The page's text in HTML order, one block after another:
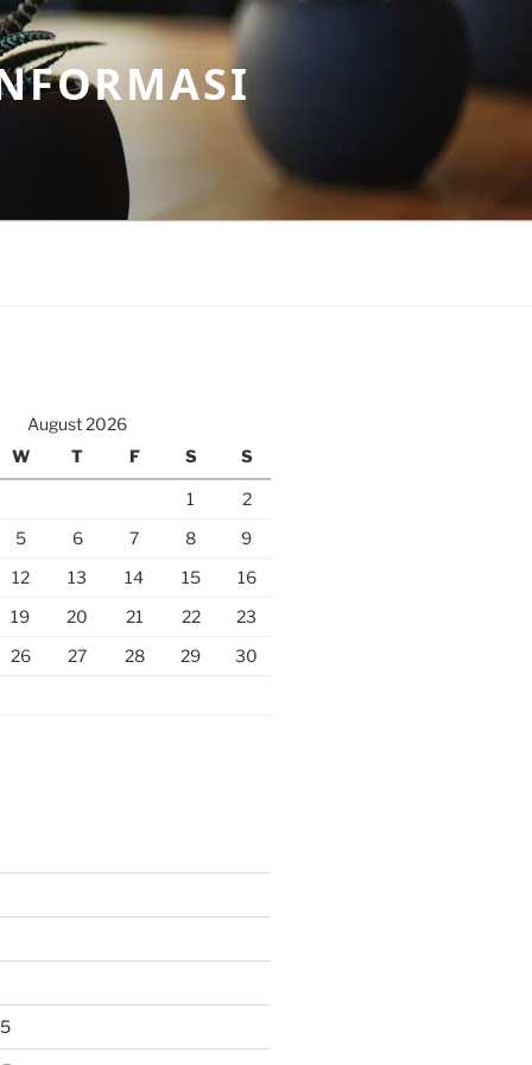
August 2026
W T F S S
1
2
5 6 7 8
9
12 13 14 15
16
19 20 21 22
23
26 27 28 29
30